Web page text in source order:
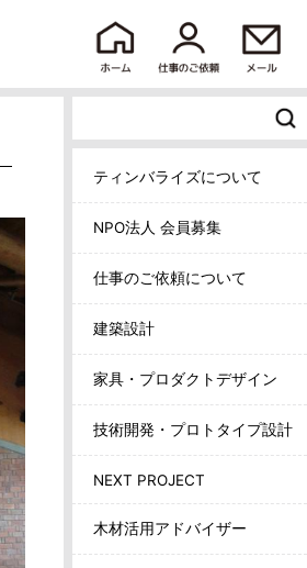
ティンバライズについて
NPO法人 会員募集
仕事のご依頼について
建築設計
家具・プロダクトデザイン
技術開発・プロトタイプ設計
NEXT PROJECT
木材活用アドバイザー